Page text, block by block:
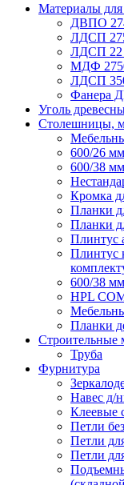
Материалы для
ДВПО
ЛДСП
ЛДСП
МДФ
ЛДСП
Фанера
Уголь
Столешницы,
600/26 мм
600/38
Кромка
Планки
Планки
Плинтус
600/38
HPL
Планки
Строительные
Труба
Фурнитура
Навес д/
Клеевые
Петли
Петли
Петли